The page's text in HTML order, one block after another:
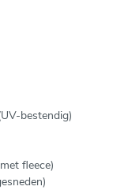
bestendig)
fleece)